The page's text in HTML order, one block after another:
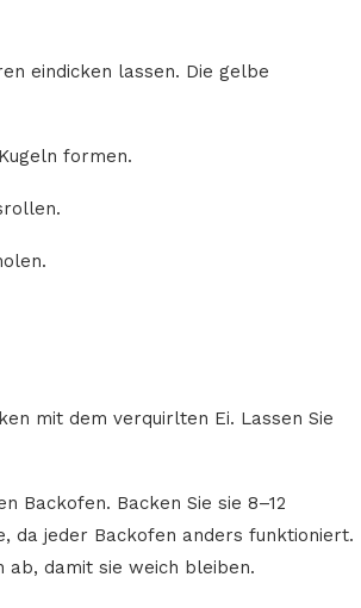
eindicken lassen. Die gelbe
formen.
mit dem verquirlten Ei. Lassen Sie
Backofen. Backen Sie sie 8–12
da jeder Backofen anders funktioniert.
ab, damit sie weich bleiben.